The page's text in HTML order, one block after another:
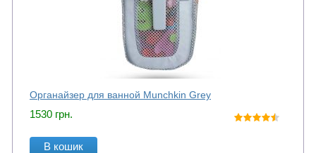
Органайзер для ванной Munchkin Grey
1530 грн.
В кошик